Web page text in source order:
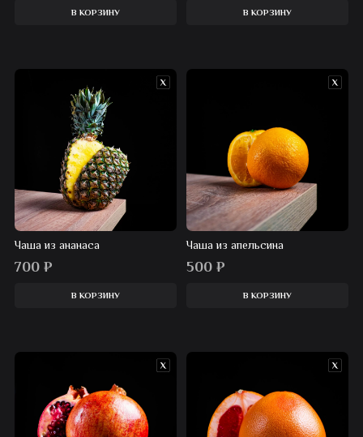
В КОРЗИНУ В КОРЗИНУ
Чаша из ананаса
700 ₽
В КОРЗИНУ
Чаша из апельсина
500₽
В КОРЗИНУ